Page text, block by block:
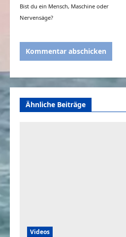
Bist du ein Mensch, Maschine oder
Nervensäge?
Ähnliche Beiträge
Videos